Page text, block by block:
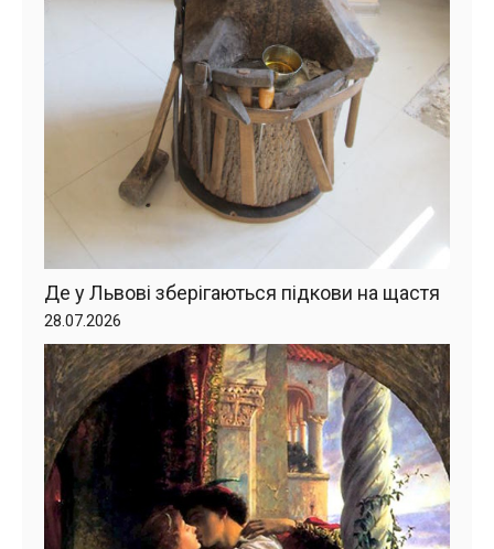
Де у Львові зберігаються підкови на щастя
28.07.2026